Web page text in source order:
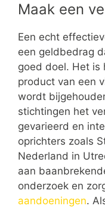
Maak een
Een echt
een geldbedrag
goed doel. Het is
product van een
wordt
stichtingen het
gevarieerd en
oprichters zoals
Nederland in
aan
onderzoek en
aandoeningen.